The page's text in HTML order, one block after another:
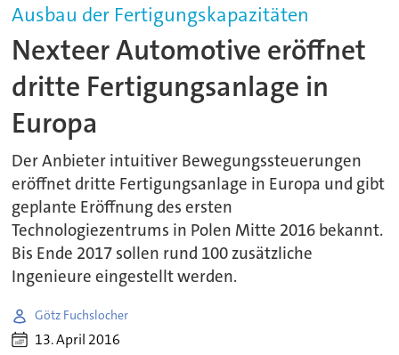
Ausbau der Fertigungskapazitäten
Nexteer Automotive eröffnet
dritte Fertigungsanlage in
Europa
Der Anbieter intuitiver Bewegungssteuerungen
eröffnet dritte Fertigungsanlage in Europa und gibt
geplante Eröffnung des ersten
Technologiezentrums in Polen Mitte 2016 bekannt.
Bis Ende 2017 sollen rund 100 zusätzliche
Ingenieure eingestellt werden.
Götz Fuchslocher
13. April 2016